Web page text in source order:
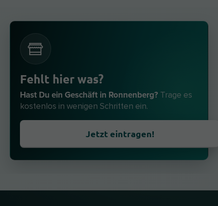
Fehlt hier was?
Hast Du ein Geschäft in Ronnenberg? Trage es
kostenlos in wenigen Schritten ein.
Jetzt eintragen!